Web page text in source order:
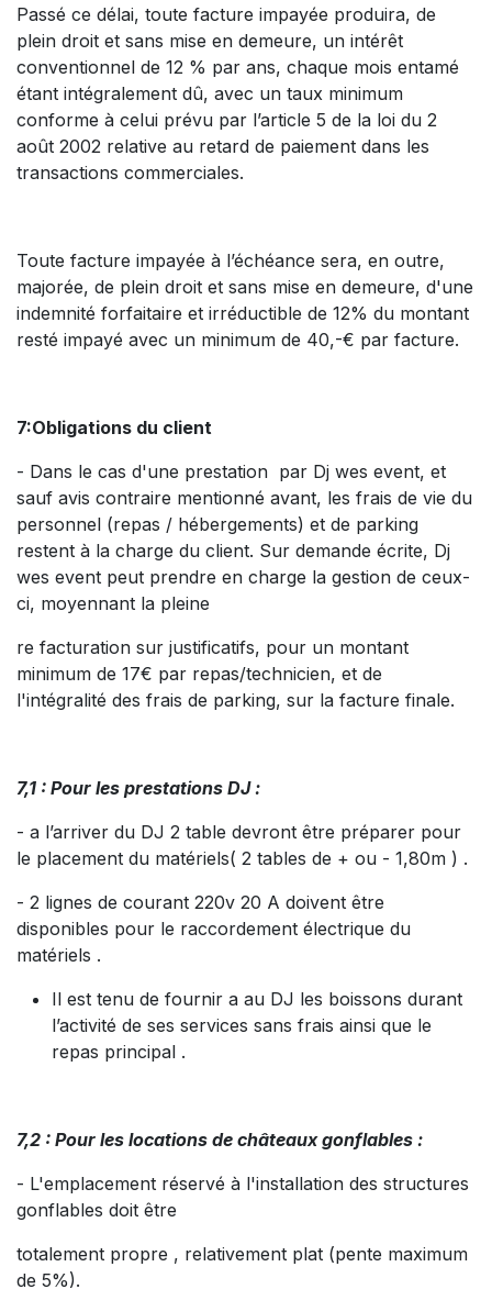
Passé ce délai, toute facture impayée produira, de
plein droit et sans mise en demeure, un intérêt
conventionnel de 12 % par ans, chaque mois entamé
étant intégralement dû, avec un taux minimum
conforme à celui prévu par l’article 5 de la loi du 2
août 2002 relative au retard de paiement dans les
transactions commerciales.
Toute facture impayée à l’échéance sera, en outre,
majorée, de plein droit et sans mise en demeure, d'une
indemnité forfaitaire et irréductible de 12% du montant
resté impayé avec un minimum de 40,-€ par facture.
7:Obligations du client
- Dans le cas d'une prestation par Dj wes event, et
sauf avis contraire mentionné avant, les frais de vie du
personnel (repas / hébergements) et de parking
restent à la charge du client. Sur demande écrite, Dj
wes event peut prendre en charge la gestion de ceux-
ci, moyennant la pleine
re facturation sur justificatifs, pour un montant
minimum de 17€ par repas/technicien, et de
l'intégralité des frais de parking, sur la facture finale.
7,1 : Pour les prestations DJ :
- a l’arriver du DJ 2 table devront être préparer pour
le placement du matériels( 2 tables de + ou - 1,80m ) .
- 2 lignes de courant 220v 20 A doivent être
disponibles pour le raccordement électrique du
matériels .
Il est tenu de fournir a au DJ les boissons durant
l’activité de ses services sans frais ainsi que le
repas principal .
7,2 : Pour les locations de châteaux gonflables :
- L'emplacement réservé à l'installation des structures
gonflables doit être
totalement propre , relativement plat (pente maximum
de 5%).